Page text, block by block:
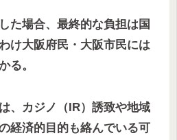
た場合、最終的な負担は国
け大阪府民・大阪市民には
る。
、カジノ（IR）誘致や地域
経済的目的も絡んでいる可